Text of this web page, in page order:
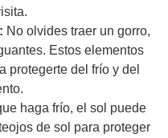
No olvides traer un gorro,
Estos elementos
protegerte del frío y del
haga frío, el sol puede
de sol para proteger